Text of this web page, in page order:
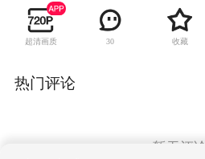
超清画质 30 收藏
热门评论
暂无评论